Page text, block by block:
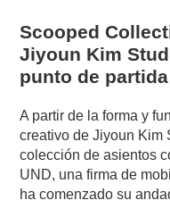
Scooped
Jiyoun Kim
punto de partida
A partir de la forma y
creativo de Jiyoun Kim
colección de asientos
UND, una firma de
ha comenzado su